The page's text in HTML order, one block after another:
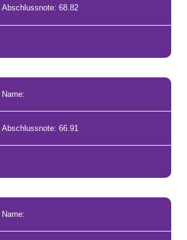
Abschlussnote: 68.82
Name:
Abschlussnote: 66.91
Name: